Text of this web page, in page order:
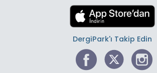
DergiPark'ı Takip Edin